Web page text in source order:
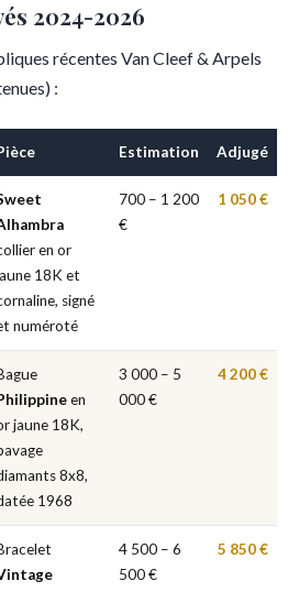
2024-2026
récentes Van Cleef & Arpels
:
Estimation Adjugé
en or
18K et
signé
numéroté
700 – 1 200
€
1 050 €
en
jaune 18K,
8x8,
1968
3 000 – 5
000 €
4 200 €
4 500 – 6
500 €
5 850 €